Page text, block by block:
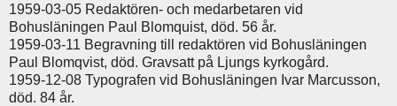
1959-03-05 Redaktören- och medarbetaren vid
Bohusläningen Paul Blomquist, död. 56 år.
1959-03-11 Begravning till redaktören vid Bohusläningen
Paul Blomqvist, död. Gravsatt på Ljungs kyrkogård.
1959-12-08 Typografen vid Bohusläningen Ivar Marcusson,
död. 84 år.